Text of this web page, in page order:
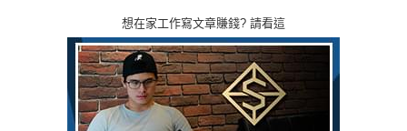
想在家工作寫文章賺錢? 請看這